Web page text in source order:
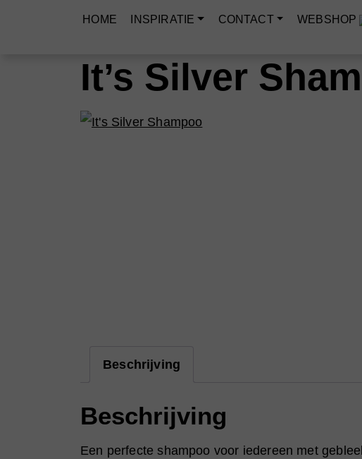
HOME INSPIRATIE CONTACT WEBSHOP
It’s Silver
Beschrijving
Beschrijving
Een perfecte shampoo voor iedereen met